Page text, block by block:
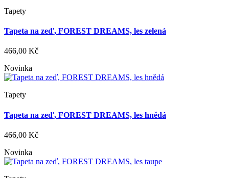
Tapety
Tapeta na zeď, FOREST DREAMS, les zelená
466,00 Kč
Novinka
Tapety
Tapeta na zeď, FOREST DREAMS, les hnědá
466,00 Kč
Novinka